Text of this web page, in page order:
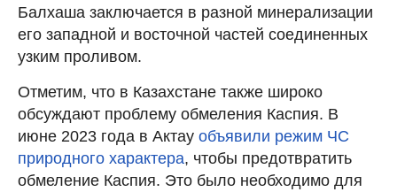
Балхаша заключается в разной минерализации
его западной и восточной частей соединенных
узким проливом.
Отметим, что в Казахстане также широко
обсуждают проблему обмеления Каспия. В
июне 2023 года в Актау объявили режим ЧС
природного характера, чтобы предотвратить
обмеление Каспия. Это было необходимо для